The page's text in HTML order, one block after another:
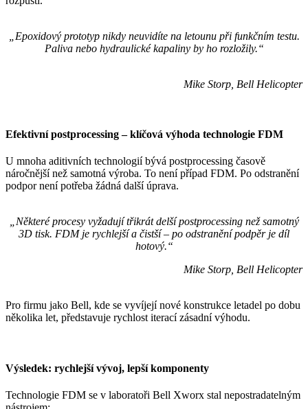
„Epoxidový prototyp nikdy neuvidíte na letounu při funkčním testu.
Paliva nebo hydraulické kapaliny by ho rozložily.“
Mike Storp, Bell Helicopter
Efektivní postprocessing – klíčová výhoda technologie FDM
U mnoha aditivních technologií bývá postprocessing časově
náročnější než samotná výroba. To není případ FDM. Po odstranění
podpor není potřeba žádná další úprava.
„Některé procesy vyžadují třikrát delší postprocessing než samotný
3D tisk. FDM je rychlejší a čistší – po odstranění podpěr je díl
hotový.“
Mike Storp, Bell Helicopter
Pro firmu jako Bell, kde se vyvíjejí nové konstrukce letadel po dobu
několika let, představuje rychlost iterací zásadní výhodu.
Výsledek: rychlejší vývoj, lepší komponenty
Technologie FDM se v laboratoři Bell Xworx stal nepostradatelným